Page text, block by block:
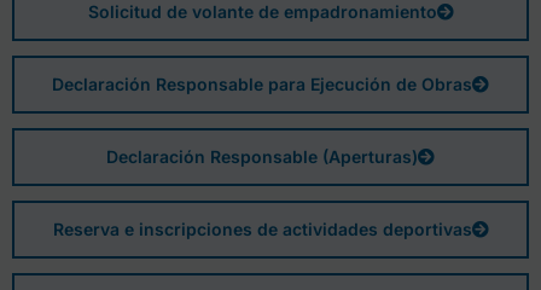
Solicitud de volante de empadronamiento
Declaración Responsable para Ejecución de Obras
Declaración Responsable (Aperturas)
Reserva e inscripciones de actividades deportivas